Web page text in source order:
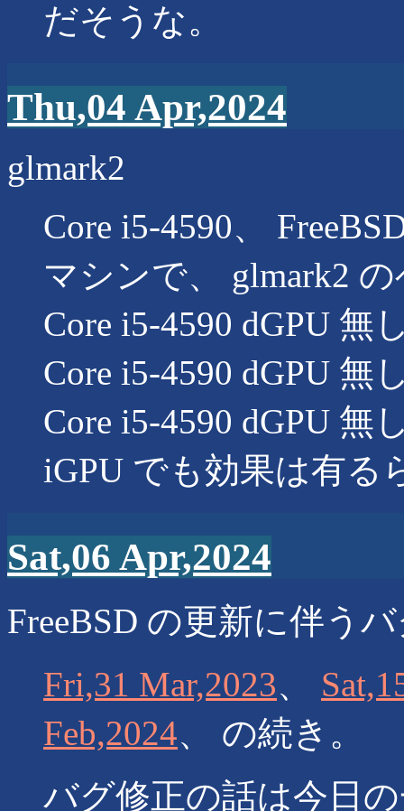
だそうな。
Thu,04 Apr,2024
glmark2
Core i5-4590、
マシンで、 glmark2
Core i5-4590 dGPU 無
Core i5-4590 dGPU 無
Core i5-4590 dGPU 無
iGPU でも効果は有る
Sat,06 Apr,2024
FreeBSD の更新に伴う
Fri,31 Mar,2023、
Feb,2024、 の続き。
バグ修正の話は今日